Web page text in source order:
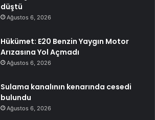
düştü
Ağustos 6, 2026
Hükümet: E20 Benzin Yaygın Motor
Arızasına Yol Açmadı
Ağustos 6, 2026
Sulama kanalının kenarında cesedi
bulundu
Ağustos 6, 2026